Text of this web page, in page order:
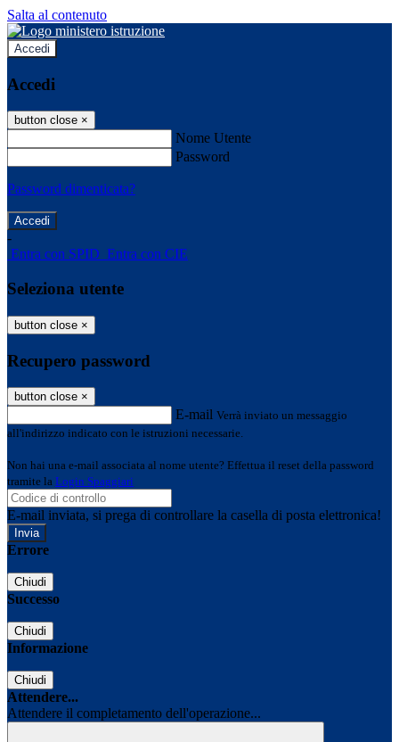
Salta al contenuto
Accedi
Accedi
button close ×
Nome Utente
Password
Password dimenticata?
-
Entra con SPID Entra con CIE
Seleziona utente
button close ×
Recupero password
button close ×
E-mail Verrà inviato un messaggio
all'indirizzo indicato con le istruzioni necessarie.
Non hai una e-mail associata al nome utente? Effettua il reset della password
tramite la Login Spaggiari
E-mail inviata, si prega di controllare la casella di posta elettronica!
Errore
Chiudi
Successo
Chiudi
Informazione
Chiudi
Attendere...
Attendere il completamento dell'operazione...